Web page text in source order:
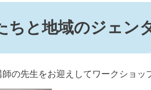
ちと地域のジェン
の先生をお迎えしてワークショッ